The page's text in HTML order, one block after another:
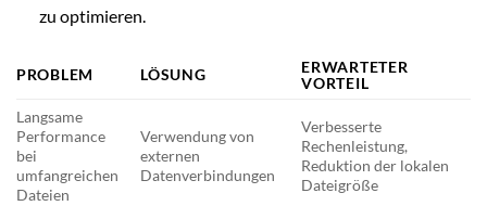
zu optimieren.
PROBLEM LÖSUNG
ERWARTETER
VORTEIL
Langsame
Performance
bei
umfangreichen
Dateien
Verwendung von
externen
Datenverbindungen
Verbesserte
Rechenleistung,
Reduktion der lokalen
Dateigröße